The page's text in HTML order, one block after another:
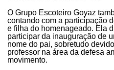
O Grupo Escoteiro Goyaz
contando com a participação
e filha do homenageado. Ela
participar da inauguração de
nome do pai, sobretudo
professor na área da defesa
movimento.